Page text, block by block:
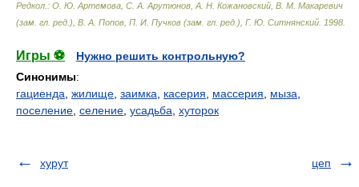
Редкол.: О. Ю. Артемова, С. А. Арутюнов, А. Н. Кожановский, В. М. Макаревич
(зам. гл. ред.), В. А. Попов, П. И. Пучков (зам. гл. ред.), Г. Ю. Ситнянский 1998
Игры ⚽
Нужно решить контрольную?
Синонимы:
гациенда жилище заимка касерия массерия мыза
поселение селение усадьба хуторок
хурут цеп